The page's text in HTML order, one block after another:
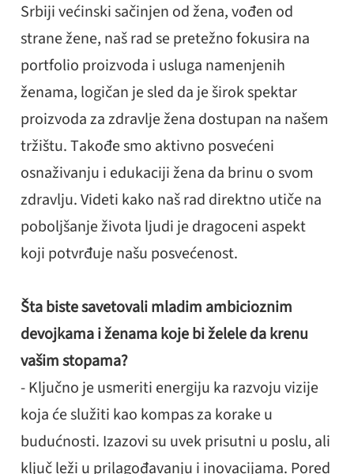
Srbiji većinski sačinjen od žena, vođen od
strane žene, naš rad se pretežno fokusira na
portfolio proizvoda i usluga namenjenih
ženama, logičan je sled da je širok spektar
proizvoda za zdravlje žena dostupan na našem
tržištu. Takođe smo aktivno posvećeni
osnaživanju i edukaciji žena da brinu o svom
zdravlju. Videti kako naš rad direktno utiče na
poboljšanje života ljudi je dragoceni aspekt
koji potvrđuje našu posvećenost.
Šta biste savetovali mladim ambicioznim
devojkama i ženama koje bi želele da krenu
vašim stopama?
- Ključno je usmeriti energiju ka razvoju vizije
koja će služiti kao kompas za korake u
budućnosti. Izazovi su uvek prisutni u poslu, ali
ključ leži u prilagođavanju i inovacijama. Pored